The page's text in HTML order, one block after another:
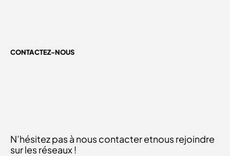
CONTACTEZ-NOUS
N’hésitez pas à nous contacter etnous rejoindre
sur les réseaux !